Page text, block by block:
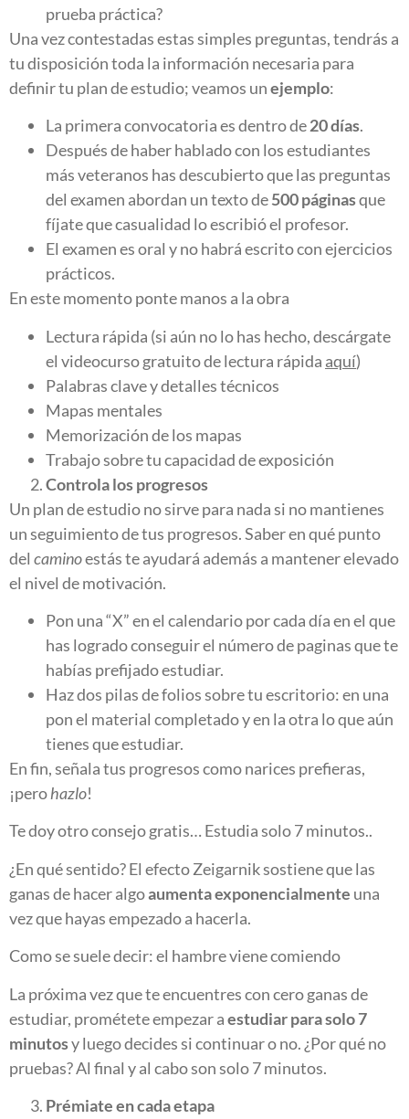
prueba práctica?
Una vez contestadas estas simples preguntas, tendrás a
tu disposición toda la información necesaria para
definir tu plan de estudio; veamos unejemplo:
La primera convocatoria es dentro de20 días.
Después de haber hablado con los estudiantes
más veteranos has descubierto que las preguntas
del examen abordan un texto de500 páginasque
fíjate que casualidad lo escribió el profesor.
El examen es oral y no habrá escrito con ejercicios
prácticos.
En este momento ponte manos a la obra
Lectura rápida (si aún no lo has hecho, descárgate
el videocurso gratuito de lectura rápida aquí)
Palabras clave y detalles técnicos
Mapas mentales
Memorización de los mapas
Trabajo sobre tu capacidad de exposición
Controla los progresos
Un plan de estudio no sirve para nada si no mantienes
un seguimiento de tus progresos. Saber en qué punto
del caminoestás te ayudará además a mantener elevado
el nivel de motivación.
Pon una “X” en el calendario por cada día en el que
has logrado conseguir el número de paginas que te
habías prefijado estudiar.
Haz dos pilas de folios sobre tu escritorio: en una
pon el material completado y en la otra lo que aún
tienes que estudiar.
En fin, señala tus progresos como narices prefieras,
¡perohazlo!
Te doy otro consejo gratis… Estudia solo 7 minutos..
¿En qué sentido? El efecto Zeigarnik sostiene que las
ganas de hacer algoaumenta exponencialmente una
vez que hayas empezado a hacerla.
Como se suele decir: el hambre viene comiendo
La próxima vez que te encuentres con cero ganas de
estudiar, prométete empezar aestudiar para solo 7
minutosy luego decides si continuar o no. ¿Por qué no
pruebas? Al final y al cabo son solo 7 minutos.
Prémiate en cada etapa